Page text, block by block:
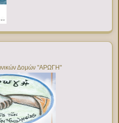
Δομών "ΑΡΩΓΗ"